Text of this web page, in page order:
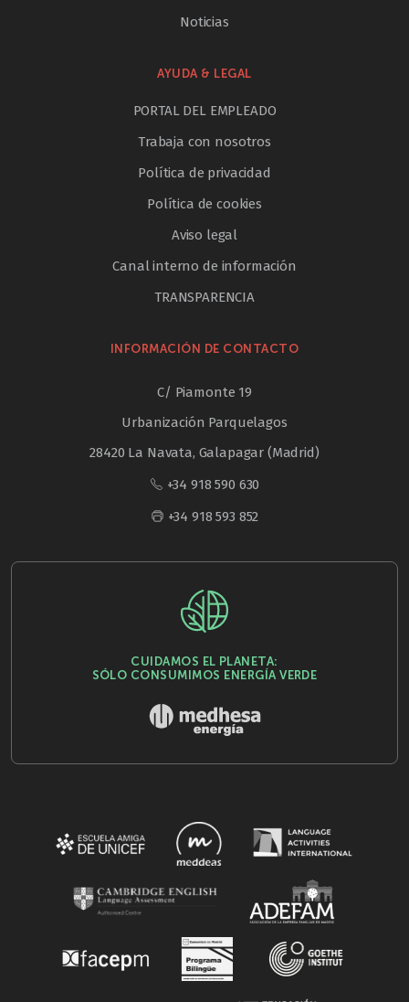
Noticias
AYUDA & LEGAL
PORTAL DEL EMPLEADO
Trabaja con nosotros
Política de privacidad
Política de cookies
Aviso legal
Canal interno de información
TRANSPARENCIA
INFORMACIÓN DE CONTACTO
C/ Piamonte 19
Urbanización Parquelagos
28420 La Navata, Galapagar (Madrid)
+34 918 590 630
+34 918 593 852
CUIDAMOS EL PLANETA:
SÓLO CONSUMIMOS ENERGÍA VERDE